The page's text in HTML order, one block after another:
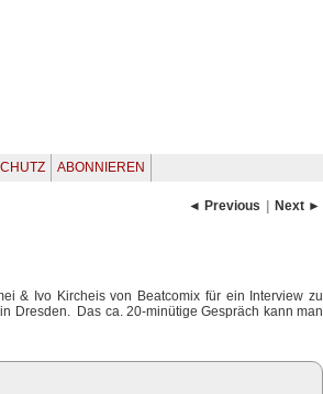
ABONNIEREN
◄ Previous Next ►
& Ivo Kircheis von Beatcomix für ein Interview zu
Dresden. Das ca. 20-minütige Gespräch kann man